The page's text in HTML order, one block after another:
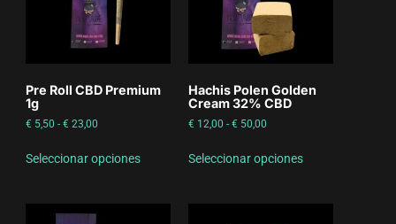
Pre Roll CBD Premium
1g
€ 5,50 - € 23,00
Seleccionar opciones
Hachis Polen Golden
Cream 32% CBD
€ 12,00 - € 50,00
Seleccionar opciones